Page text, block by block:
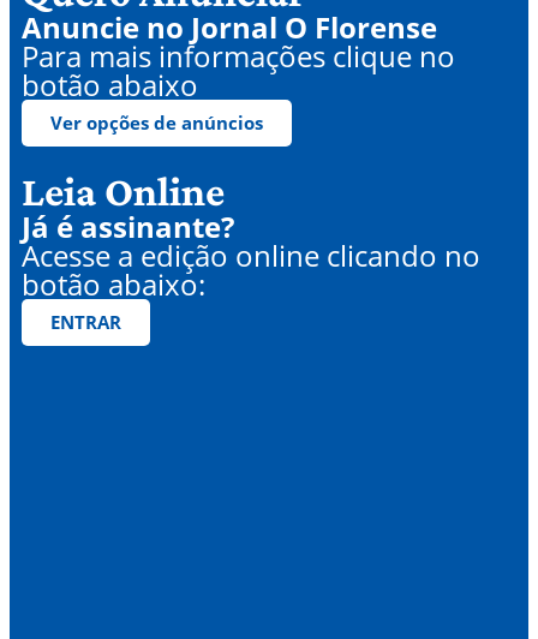
Anuncie no Jornal O Florense
Para mais informações clique no
botão abaixo
Ver opções de anúncios
Leia Online
Já é assinante?
Acesse a edição online clicando no
botão abaixo:
ENTRAR